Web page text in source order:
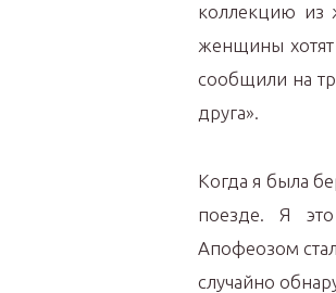
коллекцию из
женщины хотят
сообщили на
друга».
Когда я была
поезде. Я это
Апофеозом
случайно